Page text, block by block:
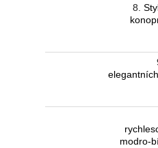
modro-